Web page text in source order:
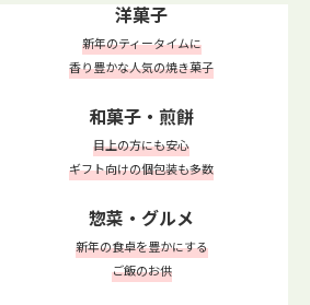
洋菓子
新年のティータイムに
香り豊かな人気の焼き菓子
和菓子・煎餅
目上の方にも安心
ギフト向けの個包装も多数
惣菜・グルメ
新年の食卓を豊かにする
ご飯のお供